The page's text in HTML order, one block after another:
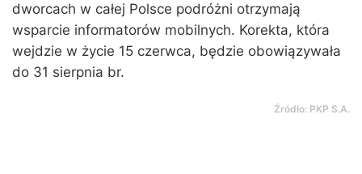
dworcach w całej Polsce podróżni otrzymają
wsparcie informatorów mobilnych. Korekta, która
wejdzie w życie 15 czerwca, będzie obowiązywała
do 31 sierpnia br.
Źródło: PKP S.A.